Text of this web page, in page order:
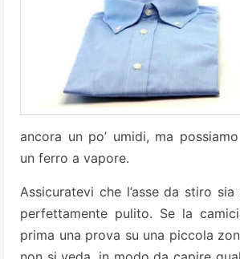
ancora un po’ umidi, ma
un ferro a vapore.
Assicuratevi che l’asse da stiro
perfettamente pulito. Se la
prima una prova su una piccola